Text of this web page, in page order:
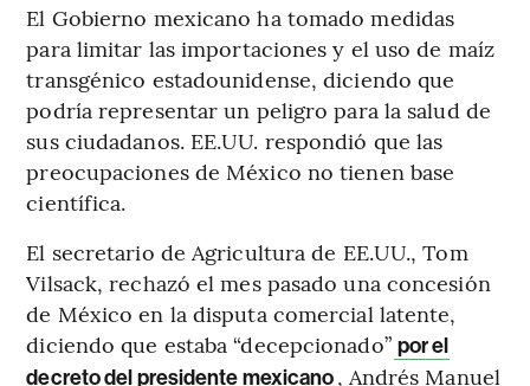
El Gobierno mexicano ha tomado medidas
para limitar las importaciones y el uso de maíz
transgénico estadounidense, diciendo que
podría representar un peligro para la salud de
sus ciudadanos. EE.UU. respondió que las
preocupaciones de México no tienen base
científica.
El secretario de Agricultura de EE.UU., Tom
Vilsack, rechazó el mes pasado una concesión
de México en la disputa comercial latente,
diciendo que estaba “decepcionado” por el
decreto del presidente mexicano, Andrés Manuel